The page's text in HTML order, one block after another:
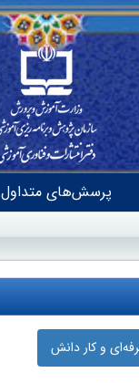
پرسش‌های متداول
و کار دانش